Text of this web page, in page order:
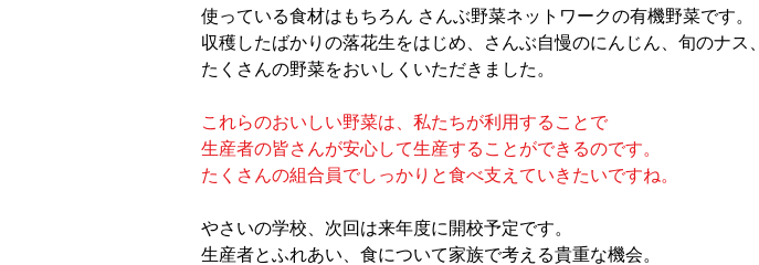
使っている食材はもちろん さんぶ野菜ネットワークの有機野菜です。
収穫したばかりの落花生をはじめ、さんぶ自慢のにんじん、旬のナス、
たくさんの野菜をおいしくいただきました。
これらのおいしい野菜は、私たちが利用することで
生産者の皆さんが安心して生産することができるのです。
たくさんの組合員でしっかりと食べ支えていきたいですね。
やさいの学校、次回は来年度に開校予定です。
生産者とふれあい、食について家族で考える貴重な機会。